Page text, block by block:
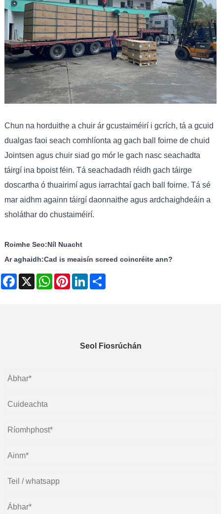
Chun na horduithe a chuir ár gcustaiméirí i gcrích, tá a gcuid
dualgas faoi seach comhlíonta ag gach ball foirne de chuid
Jointsen agus chuir siad go mór le gach nasc seachadta
táirgí ina bpoist féin. Tá seachadadh réidh gach táirge
doscartha ó thuairimí agus iarrachtaí gach ball foirne. Tá sé
mar aidhm againn táirgí daonnaithe agus ardchaighdeáin a
sholáthar do chustaiméirí.
Roimhe Seo:Níl Nuacht
Ar aghaidh:Cad is meaisín screed coincréite ann?
Facebook
X WhatsAppPinterestLinkedIn
Seol Fiosrúchán